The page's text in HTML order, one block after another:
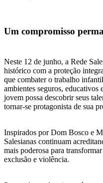
Um compromisso
Neste 12 de junho, a Rede
histórico com a proteção
que combater o trabalho
ambientes seguros, educativos
jovem possa descobrir seus
tornar-se protagonista de sua
Inspirados por Dom Bosco e
Salesianas continuam
mais poderosa para
exclusão e violência.